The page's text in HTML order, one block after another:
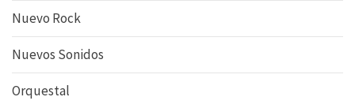
Nuevo Rock
Nuevos Sonidos
Orquestal